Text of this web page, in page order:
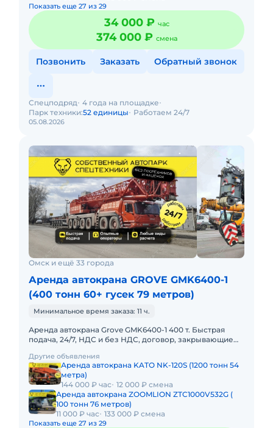
Показать еще 27 из 29
34 000 ₽ час
374 000 ₽ смена
Позвонить Заказать Обратный звонок
05.08.2026
Спецподряд 4 года на площадке
Парк техники:52 единицы Работаем 24/7
Омск и ещё 33 города
Аренда автокрана GROVE GMK6400-1
(400 тонн 60+ гусек 79 метров)
Минимальное время заказа: 11 ч.
Аренда автокрана Grove GMK6400-1 400 т. Быстрая
подача, 24/7, НДС и без НДС, договор, закрывающие
400 ТОННПредостав
Другие объявления
Аренда автокрана KATO NK-120S (1200 тонн 54
метра)
144 000 ₽ час
12 000 ₽ смена
Аренда автокрана ZOOMLION ZTC1000V532G (
100 тонн 76 метров)
11 000 ₽ час 133 000 ₽ смена
Показать еще 27 из 29